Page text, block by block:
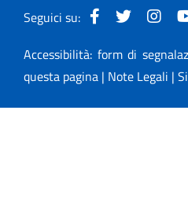
Seguici su:
Accessibilità: form di
questa pagina | Note Legali |